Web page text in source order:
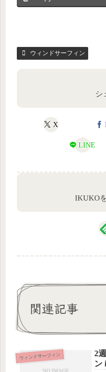
ウィンドサーフィン
シ
X
LINE
IKUKO
関連記事
ウィンドサーフィン
2
ン